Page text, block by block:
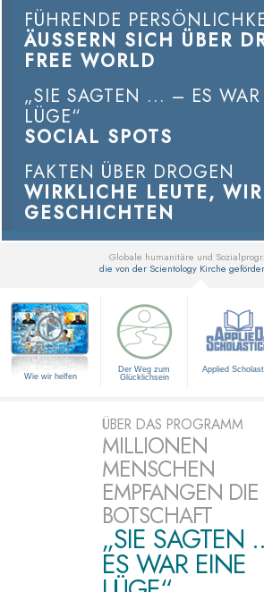
FÜHRENDE
ÄUSSERN SICH ÜBER
FREE WORLD
„SIE SAGTEN ... – ES
LÜGE“
SOCIAL SPOTS
FAKTEN ÜBER DROGEN
WIRKLICHE LEUTE,
GESCHICHTEN
Globale humanitäre und
die von der Scientology Kirche
Wie wir helfen
Der Weg zum
Glücklichsein
Applied
ÜBER DAS PROGRAMM
MILLIONEN
MENSCHEN
EMPFANGEN DIE
BOTSCHAFT
„SIE SAGTEN
ES WAR EINE